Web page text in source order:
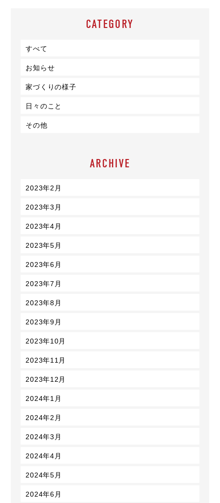
CATEGORY
すべて
お知らせ
家づくりの様子
日々のこと
その他
ARCHIVE
2023年2月
2023年3月
2023年4月
2023年5月
2023年6月
2023年7月
2023年8月
2023年9月
2023年10月
2023年11月
2023年12月
2024年1月
2024年2月
2024年3月
2024年4月
2024年5月
2024年6月